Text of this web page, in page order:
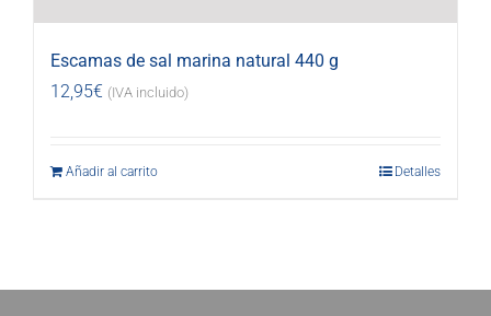
Escamas de sal marina natural 440 g
12,95€ (IVA incluido)
Añadir al carrito Detalles